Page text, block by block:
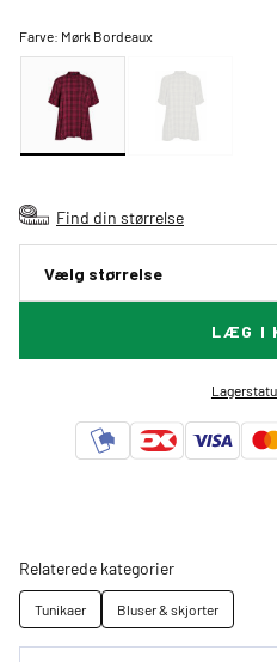
Farve: Mørk Bordeaux
Find din størrelse
Vælg størrelse
LÆG I
Relaterede kategorier
Tunikaer Bluser & skjorter